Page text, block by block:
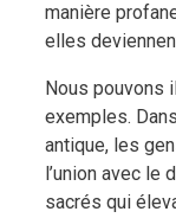
manière
elles
Nous pouvons
exemples.
antique, les
l’union avec le
sacrés qui